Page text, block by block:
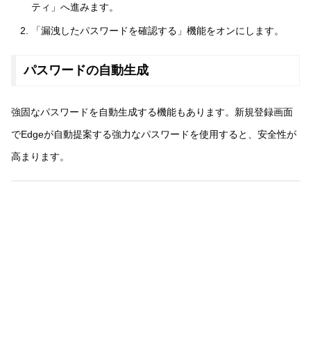
ティ」へ進みます。
「漏洩したパスワードを確認する」機能をオンにします。
パスワードの自動生成
強固なパスワードを自動生成する機能もあります。新規登録画面
でEdgeが自動提案する強力なパスワードを使用すると、安全性が
高まります。